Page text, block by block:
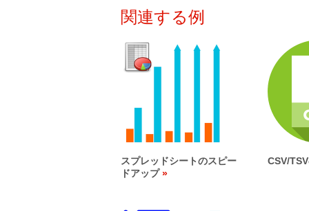
関連する例
スプレッドシートのスピー
ドアップ
CSV/